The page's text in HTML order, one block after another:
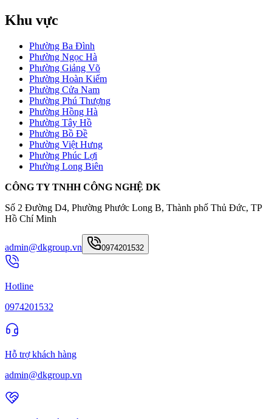
Khu vực
Phường Ba Đình
Phường Ngọc Hà
Phường Giảng Võ
Phường Hoàn Kiếm
Phường Cửa Nam
Phường Phú Thượng
Phường Hồng Hà
Phường Tây Hồ
Phường Bồ Đề
Phường Việt Hưng
Phường Phúc Lợi
Phường Long Biên
CÔNG TY TNHH CÔNG NGHỆ DK
Số 2 Đường D4, Phường Phước Long B, Thành phố Thủ Đức, TP
Hồ Chí Minh
admin@dkgroup.vn 0974201532
Hotline
0974201532
Hỗ trợ khách hàng
admin@dkgroup.vn